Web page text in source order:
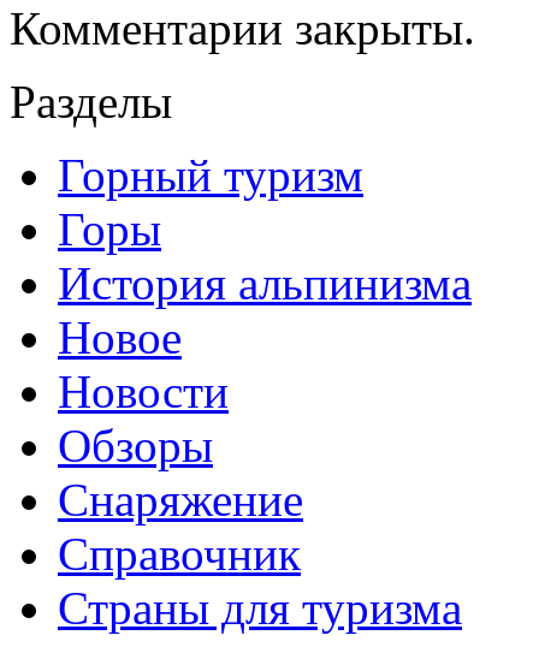
Комментарии закрыты.
Разделы
Горный туризм
Горы
История альпинизма
Новое
Новости
Обзоры
Снаряжение
Справочник
Страны для туризма